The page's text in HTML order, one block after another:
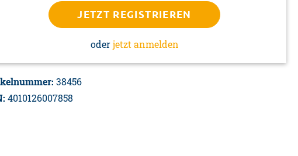
JETZT REGISTRIEREN
oderjetzt anmelden
38456
4010126007858